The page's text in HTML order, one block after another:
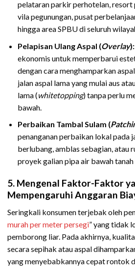
pelataran parkir perhotelan, resort
vila pegunungan, pusat
hingga area SPBU di seluruh
Pelapisan Ulang Aspal (Overlay):
ekonomis untuk memperbarui
dengan cara menghamparkan
jalan aspal lama yang mulai aus
lama (whitetopping) tanpa perlu
bawah.
Perbaikan Tambal Sulam (
penanganan perbaikan lokal pada
berlubang, amblas sebagian, atau
proyek galian pipa air bawah
5. Mengenal Faktor-Faktor
Mempengaruhi Anggaran
Seringkali konsumen terjebak oleh
murah per meter persegi” yang tidak
pemborong liar. Pada akhirnya,
secara sepihak atau aspal
yang menyebabkannya cepat rontok